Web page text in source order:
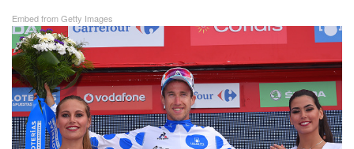
Embed from Getty Images